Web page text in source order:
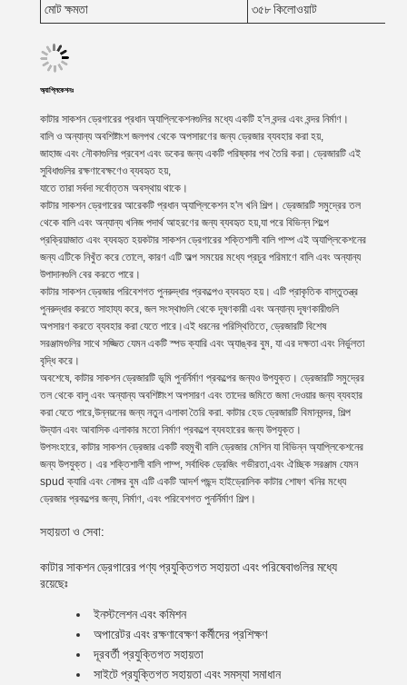
মোট ক্ষমতা
৩৫৮ কিলোওয়াট
অ্যাপ্লিকেশনঃ
কাটার সাকশন ড্রেগারের প্রধান অ্যাপ্লিকেশনগুলির মধ্যে একটি হ'ল বন্দর এবং বন্দর নির্মাণ।
বালি ও অন্যান্য অবশিষ্টাংশ জলপথ থেকে অপসারণের জন্য ড্রেজার ব্যবহার করা হয়,
জাহাজ এবং নৌকাগুলির প্রবেশ এবং ডকের জন্য একটি পরিষ্কার পথ তৈরি করা। ড্রেজারটি এই
সুবিধাগুলির রক্ষণাবেক্ষণেও ব্যবহৃত হয়,
যাতে তারা সর্বদা সর্বোত্তম অবস্থায় থাকে।
কাটার সাকশন ড্রেগারের আরেকটি প্রধান অ্যাপ্লিকেশন হ'ল খনি শিল্প। ড্রেজারটি সমুদ্রের তল
থেকে বালি এবং অন্যান্য খনিজ পদার্থ আহরণের জন্য ব্যবহৃত হয়,যা পরে বিভিন্ন শিল্পে
প্রক্রিয়াজাত এবং ব্যবহৃত হয়কটার সাকশন ড্রেগারের শক্তিশালী বালি পাম্প এই অ্যাপ্লিকেশনের
জন্য এটিকে নিখুঁত করে তোলে, কারণ এটি অল্প সময়ের মধ্যে প্রচুর পরিমাণে বালি এবং অন্যান্য
উপাদানগুলি বের করতে পারে।
কাটার সাকশন ড্রেজার পরিবেশগত পুনরুদ্ধার প্রকল্পেও ব্যবহৃত হয়। এটি প্রাকৃতিক বাস্তুতন্ত্র
পুনরুদ্ধার করতে সাহায্য করে, জল সংস্থাগুলি থেকে দূষণকারী এবং অন্যান্য দূষণকারীগুলি
অপসারণ করতে ব্যবহার করা যেতে পারে।এই ধরনের পরিস্থিতিতে, ড্রেজারটি বিশেষ
সরঞ্জামগুলির সাথে সজ্জিত যেমন একটি স্পড ক্যারি এবং অ্যাঙ্কর বুম, যা এর দক্ষতা এবং নির্ভুলতা
বৃদ্ধি করে।
অবশেষে, কাটার সাকশন ড্রেজারটি ভূমি পুনর্নির্মাণ প্রকল্পের জন্যও উপযুক্ত। ড্রেজারটি সমুদ্রের
তল থেকে বালু এবং অন্যান্য অবশিষ্টাংশ অপসারণ এবং তাদের জমিতে জমা দেওয়ার জন্য ব্যবহার
করা যেতে পারে,উন্নয়নের জন্য নতুন এলাকা তৈরি করা. কাটার হেড ড্রেজারটি বিমানবন্দর, শিল্প
উদ্যান এবং আবাসিক এলাকার মতো নির্মাণ প্রকল্পে ব্যবহারের জন্য উপযুক্ত।
উপসংহারে, কাটার সাকশন ড্রেজার একটি বহুমুখী বালি ড্রেজার মেশিন যা বিভিন্ন অ্যাপ্লিকেশনের
জন্য উপযুক্ত। এর শক্তিশালী বালি পাম্প, সর্বাধিক ড্রেজিং গভীরতা,এবং ঐচ্ছিক সরঞ্জাম যেমন
spud ক্যারি এবং নোঙ্গর বুম এটি একটি আদর্শ পছন্দ হাইড্রোলিক কাটার শোষণ খনির মধ্যে
ড্রেজার প্রকল্পের জন্য, নির্মাণ, এবং পরিবেশগত পুনর্নির্মাণ শিল্প।
সহায়তা ও সেবা:
কাটার সাকশন ড্রেগারের পণ্য প্রযুক্তিগত সহায়তা এবং পরিষেবাগুলির মধ্যে
রয়েছেঃ
ইনস্টলেশন এবং কমিশন
অপারেটর এবং রক্ষণাবেক্ষণ কর্মীদের প্রশিক্ষণ
দূরবর্তী প্রযুক্তিগত সহায়তা
সাইটে প্রযুক্তিগত সহায়তা এবং সমস্যা সমাধান